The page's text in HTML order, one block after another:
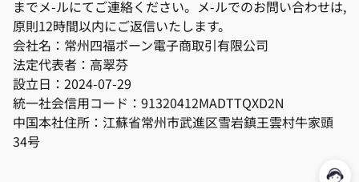
までメ-ルにてご連絡ください。メ-ルでのお問い合わせは,
原則12時間以内にご返信いたします。
会社名：常州四福ボーン電子商取引有限公司
法定代表者：高翠芬
設立日：2024-07-29
統一社会信用コード：91320412MADTTQXD2N
中国本社住所：江蘇省常州市武進区雪岩鎮王雲村牛家頭
34号